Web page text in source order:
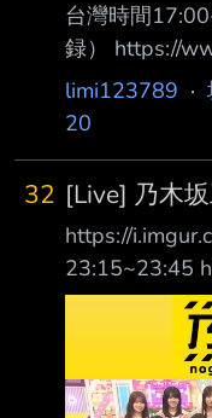
台灣時間
録） https://
台灣時間
ンス」生配信
https://
內容，將在今
limi123789 ·
20
32 [Live] 乃木
https://
23:15~23:45
枚目シングル
で力を合わせ
とは！？